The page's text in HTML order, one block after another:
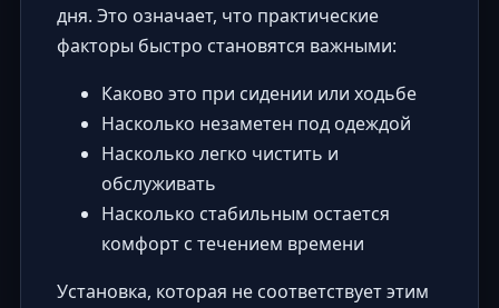
дня. Это означает, что практические
факторы быстро становятся важными:
Каково это при сидении или ходьбе
Насколько незаметен под одеждой
Насколько легко чистить и
обслуживать
Насколько стабильным остается
комфорт с течением времени
Установка, которая не соответствует этим